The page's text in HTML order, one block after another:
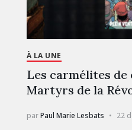
À LA UNE
Les carmélites de
Martyrs de la
parPaul Marie Lesbats 22